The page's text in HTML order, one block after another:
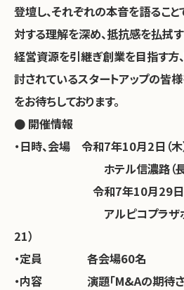
登壇し、それぞれの本音を語るこ
対する理解を深め、抵抗感を払拭す
経営資源を引継ぎ創業を目指す方
討されているスタートアップの皆
をお待ちしております。
● 開催情報
・日時、会場 令和7年10月2日（
ホテル信濃路（長野市
令和7年10月29日（水
アルピコプラザホテル
21）
・定員 各会場60名
・内容 演題「M&Aの期待され